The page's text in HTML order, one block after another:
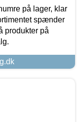
på lager, klar
spænder
produkter på